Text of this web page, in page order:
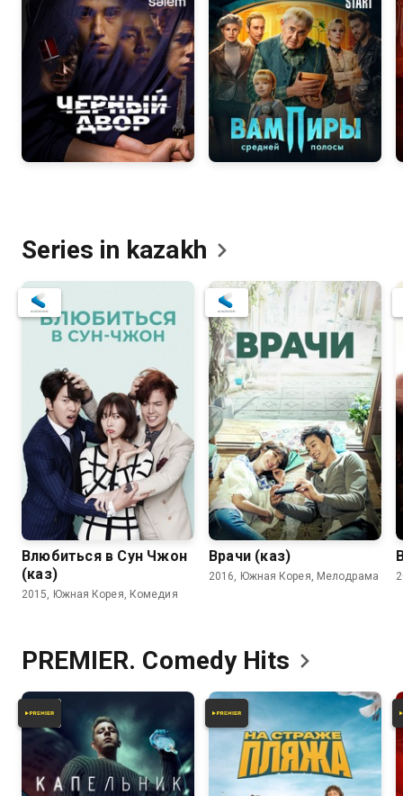
Series in kazakh
Влюбиться в Сун Чжон
(каз)
2015, Южная Корея, Комедия
Врачи (каз)
2016, Южная Корея, Мелодрама
PREMIER. Comedy Hits